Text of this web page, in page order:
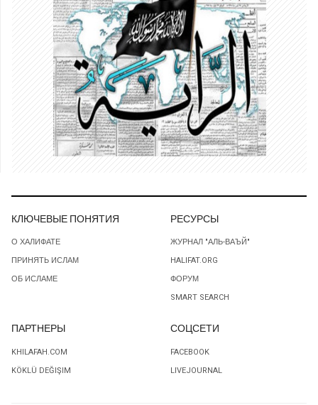
КЛЮЧЕВЫЕ ПОНЯТИЯ
О ХАЛИФАТЕ
ПРИНЯТЬ ИСЛАМ
ОБ ИСЛАМЕ
РЕСУРСЫ
ЖУРНАЛ "АЛЬ-ВАЪЙ"
HALIFAT.ORG
ФОРУМ
SMART SEARCH
ПАРТНЕРЫ
KHILAFAH.COM
KÖKLÜ DEĞIŞIM
СОЦСЕТИ
FACEBOOK
LIVEJOURNAL